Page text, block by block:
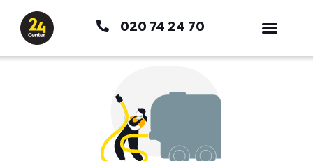
innehåll
020 74 24 70